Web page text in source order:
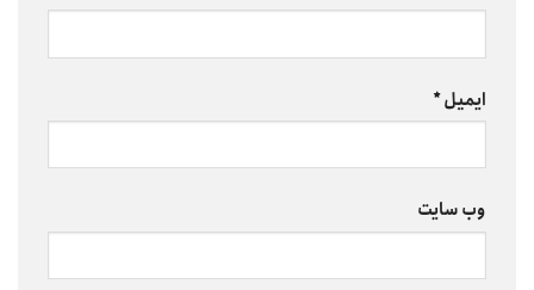
ایمیل*
وب‌ سایت